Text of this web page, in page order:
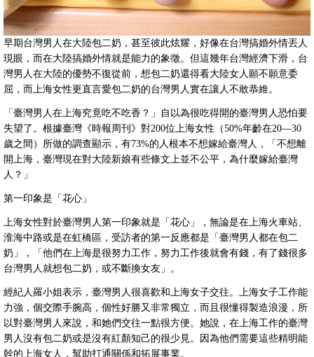
早期台灣男人在大陸包二奶，甚至彼此炫耀，好像在台灣搞婚外情丟人
現眼，而在大陸搞婚外情就是能力的象徵。但這幾年台灣經濟下滑，台
灣男人在大陸的優勢不復從前，想包二奶還得看大陸女人願不願意委
屈，而上海女性更直言愛包二奶的台灣男人實在讓人不敢恭維。
「臺灣男人在上海究竟吃不吃香？」自以為很吃得開的臺灣男人恐怕要
失望了。根據臺灣《時報周刊》對200位上海女性（50%年齡在20—30
歲之間）所做的調查顯示，有73%的人根本不想嫁給臺灣人，「不想離
開上海，臺灣現在對大陸新娘有些條文上並不公平，為什麼嫁給臺灣
人？」
第一印象是「花心」
上海女性對於臺灣男人第一印象就是「花心」，無論是在上海火車站、
淮海中路或是在虹橋區，受訪者的第一反應都是「臺灣男人都在包二
奶」，「他們在上海是很努力工作，努力工作後就會有錢，有了錢很多
台灣男人就想包二奶，或不斷換女友」。
經紀人羅小姐表示，臺灣男人很喜歡和上海女子交往。上海女子工作能
力強，個交際手腕高，個性好勝又非常獨立，而且很懂得製造浪漫，所
以對臺灣男人來說，和她們交往一點很方便。她說，在上海工作的臺灣
男人沒有包二奶或是沒有紅顏知己的很少見。因為他們需要這些精明能
幹的上海女人，幫助打通關係和拓展事業。